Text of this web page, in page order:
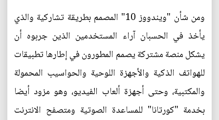
ومن شأن "ويندووز 10" المصمم بطريقة تشاركية والذي
يأخذ في الحسبان آراء المستخدمين الذين جربوه أن
يشكل منصة مشتركة يصمم المطورون في إطارها تطبيقات
للهواتف الذكية والأجهزة اللوحية والحواسيب المحمولة
والمكتبية، وحتى أجهزة ألعاب الفيديو، وهو مزود أيضا
بخدمة "كورتانا" للمساعدة الصوتية ومتصفح الانترنت